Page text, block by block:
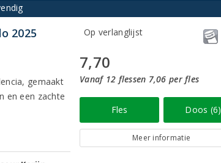
2025
gemaakt
en een zachte
Op verlanglijst
7,70
Vanaf 12 flessen 7,06 per fles
Fles Doos (6)
Meer informatie